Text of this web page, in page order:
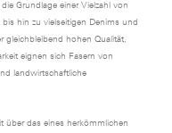
Grundlage einer Vielzahl von
hin zu vielseitigen Denims und
hohen Qualität,
eignen sich Fasern von
landwirtschaftliche
über das eines herkömmlichen